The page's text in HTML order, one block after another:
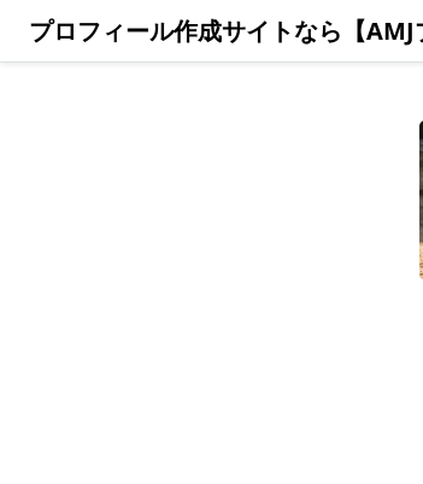
プロフィール作成サイトなら【AMJ